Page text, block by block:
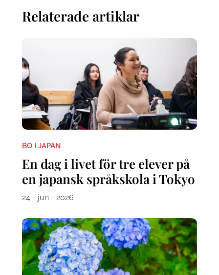
Relaterade artiklar
BO I JAPAN
En dag i livet för tre elever på
en japansk språkskola i Tokyo
24 - jun - 2026